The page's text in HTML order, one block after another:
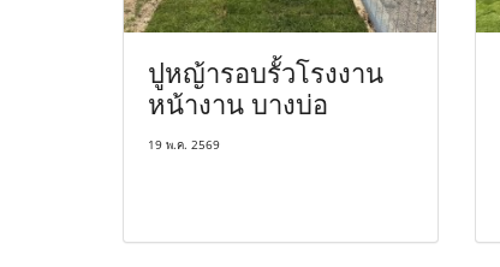
ปูหญ้ารอบรั้วโรงงาน
หน้างาน บางบ่อ
19 พ.ค. 2569